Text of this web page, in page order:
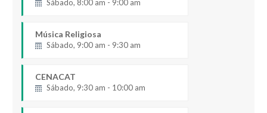
Sábado, 8:00 am - 9:00 am
Música Religiosa
Sábado, 9:00 am - 9:30 am
CENACAT
Sábado, 9:30 am - 10:00 am